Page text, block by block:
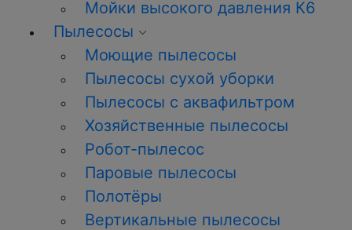
Мойки высокого давления К6
Пылесосы
Моющие пылесосы
Пылесосы сухой уборки
Пылесосы с аквафильтром
Хозяйственные пылесосы
Робот-пылесос
Паровые пылесосы
Полотёры
Вертикальные пылесосы